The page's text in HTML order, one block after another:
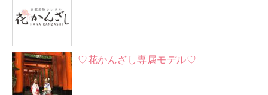
♡花かんざし専属モデル♡